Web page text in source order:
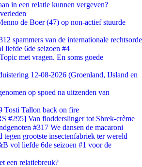
in een relatie kunnen vergeven?
de Boer (47) op non-actief stuurde
spammers van de internationale rechtsorde
6de seizoen #4
met vragen. En soms goede
12-08-2026 (Groenland, IJsland en
op spoed na uitzenden van
Tosti Tallon back on fire
#295] Van flodderslinger tot Shrek-crème
#317 We dansen de macaroni
tegen grootste insectenfabriek ter wereld
vol liefde 6de seizoen #1 voor de
een relatiebreuk?